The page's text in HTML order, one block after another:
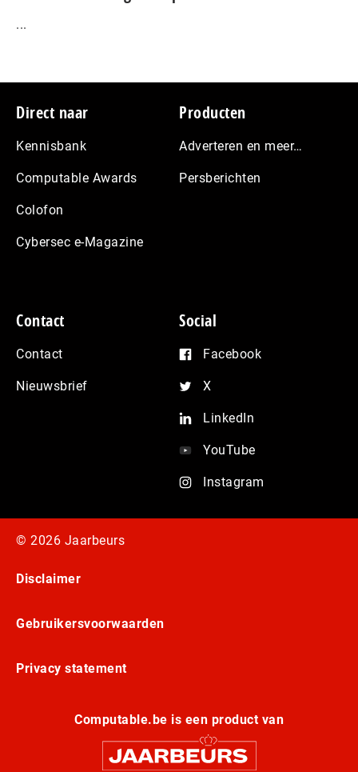
...
Footer
Direct naar
Kennisbank
Computable Awards
Colofon
Cybersec e-Magazine
Producten
Adverteren en meer…
Persberichten
Contact
Contact
Nieuwsbrief
Social
Facebook
X
LinkedIn
YouTube
Instagram
© 2026 Jaarbeurs
Disclaimer
Gebruikersvoorwaarden
Privacy statement
Computable.be is een product van